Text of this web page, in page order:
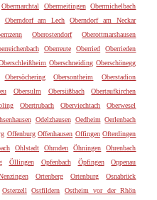
Obermarchtal Obermeitingen
Obermichelbach
Oberndorf am Lech
Oberndorf am Neckar
Oberostendorf
Oberottmarshausen
Oberreute Oberried
Oberrieden
Oberschneiding Oberschönegg
Obersöchering Obersontheim
Oberstadion
Obersulm Obersüßbach
Obertaufkirchen
Obertrubach Oberviechtach
Oberwesel
Odelzhausen Oedheim Oerlenbach
Offenburg Offenhausen Offingen Ofterdingen
Ohlstadt Ohmden Öhningen
Ohrenbach
Öllingen Opfenbach Öpfingen
Oppenau
Ortenberg Ortenburg
Osnabrück
Osterzell Ostfildern
Ostheim vor der Rhön